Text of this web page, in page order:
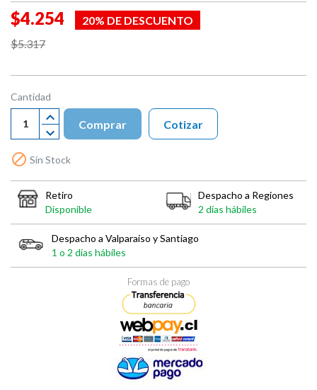
$4.254
20% DE DESCUENTO
$5.317
Cantidad
Comprar
 Sin Stock
Cotizar
Retiro
Disponible
Despacho a Regiones
2 días hábiles
Despacho a Valparaíso y Santiago
1 o 2 días hábiles
Formas de pago